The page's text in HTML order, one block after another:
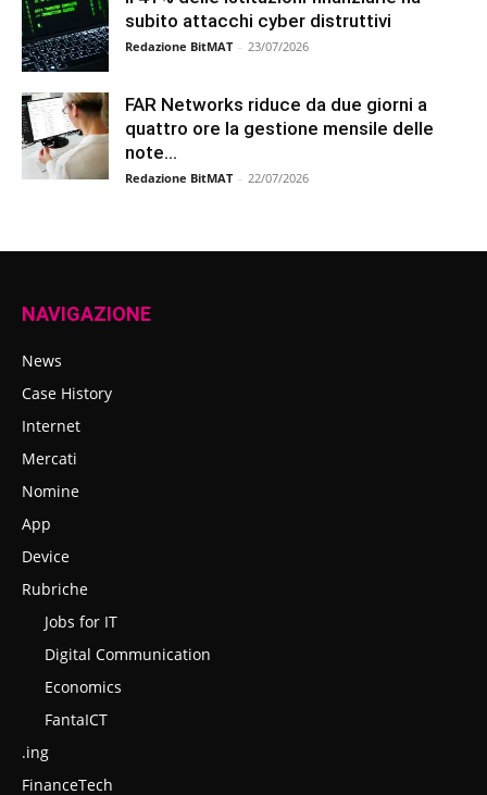
subito attacchi cyber distruttivi
Redazione BitMAT - 23/07/2026
FAR Networks riduce da due giorni a
quattro ore la gestione mensile delle
note...
Redazione BitMAT - 22/07/2026
NAVIGAZIONE
News
Case History
Internet
Mercati
Nomine
App
Device
Rubriche
Jobs for IT
Digital Communication
Economics
FantaICT
.ing
FinanceTech